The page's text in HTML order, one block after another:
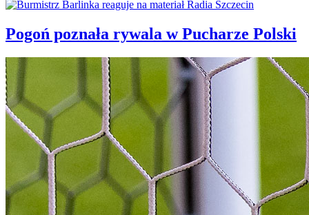
Pogoń poznała rywala w Pucharze Polski